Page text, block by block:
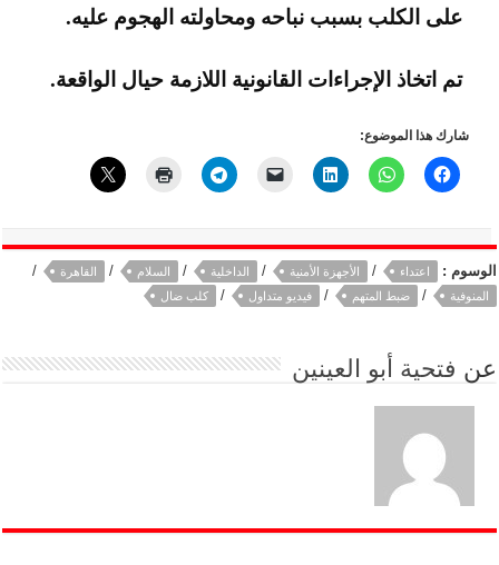
على الكلب بسبب نباحه ومحاولته الهجوم عليه.
تم اتخاذ الإجراءات القانونية اللازمة حيال الواقعة.
شارك هذا الموضوع:
الوسوم : اعتداء / الأجهزة الأمنية / الداخلية / السلام / القاهرة /
المنوفية / ضبط المتهم / فيديو متداول / كلب ضال
عن فتحية أبو العينين